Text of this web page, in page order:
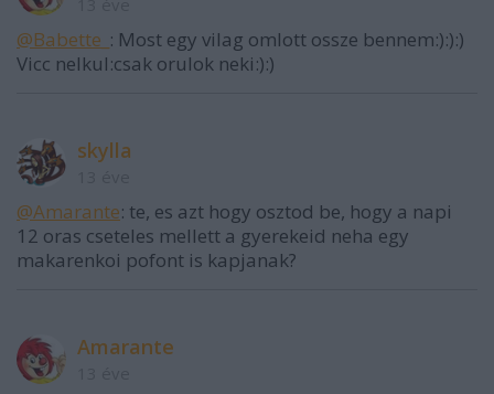
@Babette_ : Most egy vilag omlott ossze bennem:):):)
Vicc nelkul:csak orulok neki:):)
skylla
@Amarante: te, es azt hogy osztod be, hogy a napi
12 oras cseteles mellett a gyerekeid neha egy
makarenkoi pofont is kapjanak?
Amarante